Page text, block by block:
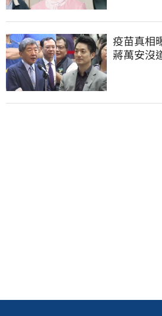
疫苗真相
蔣萬安沒